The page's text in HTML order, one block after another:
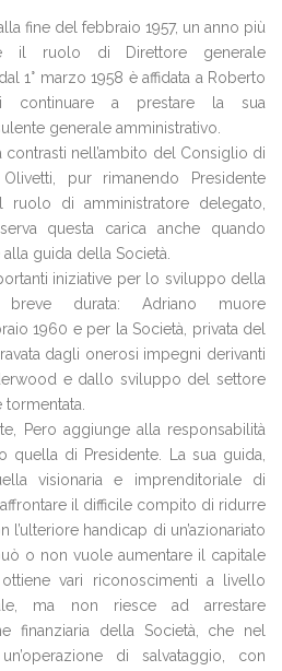
fine del febbraio 1957, un anno più
il ruolo di Direttore generale
1° marzo 1958 è affidata a Roberto
continuare a prestare la sua
generale amministrativo.
nell’ambito del Consiglio di
pur rimanendo Presidente
di amministratore delegato,
questa carica anche quando
guida della Società.
iniziative per lo sviluppo della
durata: Adriano muore
1960 e per la Società, privata del
dagli onerosi impegni derivanti
e dallo sviluppo del settore
Pero aggiunge alla responsabilità
quella di Presidente. La sua guida,
visionaria e imprenditoriale di
il difficile compito di ridurre
l’ulteriore handicap di un’azionariato
o non vuole aumentare il capitale
vari riconoscimenti a livello
ma non riesce ad arrestare
finanziaria della Società, che nel
di salvataggio, con